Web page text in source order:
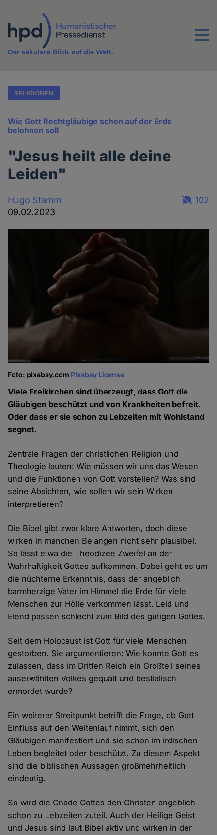
Inhalt
Menu
Der säkulare Blick auf die Welt.
RELIGIONEN
Wie Gott Rechtgläubige schon auf der Erde
belohnen soll
"Jesus heilt alle deine
Leiden"
Hugo Stamm
09.02.2023
102
Foto: pixabay.com Pixabay License
Viele Freikirchen sind überzeugt, dass Gott die
Gläubigen beschützt und von Krankheiten befreit.
Oder dass er sie schon zu Lebzeiten mit Wohlstand
segnet.
Zentrale Fragen der christlichen Religion und
Theologie lauten: Wie müssen wir uns das Wesen
und die Funktionen von Gott vorstellen? Was sind
seine Absichten, wie sollen wir sein Wirken
interpretieren?
Die Bibel gibt zwar klare Antworten, doch diese
wirken in manchen Belangen nicht sehr plausibel.
So lässt etwa die Theodizee Zweifel an der
Wahrhaftigkeit Gottes aufkommen. Dabei geht es um
die nüchterne Erkenntnis, dass der angeblich
barmherzige Vater im Himmel die Erde für viele
Menschen zur Hölle verkommen lässt. Leid und
Elend passen schlecht zum Bild des gütigen Gottes.
Seit dem Holocaust ist Gott für viele Menschen
gestorben. Sie argumentieren: Wie konnte Gott es
zulassen, dass im Dritten Reich ein Großteil seines
auserwählten Volkes gequält und bestialisch
ermordet wurde?
Ein weiterer Streitpunkt betrifft die Frage, ob Gott
Einfluss auf den Weltenlauf nimmt, sich den
Gläubigen manifestiert und sie schon im irdischen
Leben begleitet oder beschützt. Zu diesem Aspekt
sind die biblischen Aussagen großmehrheitlich
eindeutig.
So wird die Gnade Gottes den Christen angeblich
schon zu Lebzeiten zuteil. Auch der Heilige Geist
und Jesus sind laut Bibel aktiv und wirken in der